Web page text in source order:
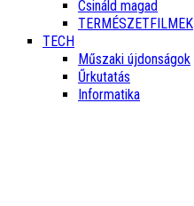
Csináld magad
TERMÉSZETFILMEK
TECH
Műszaki újdonságok
Űrkutatás
Informatika